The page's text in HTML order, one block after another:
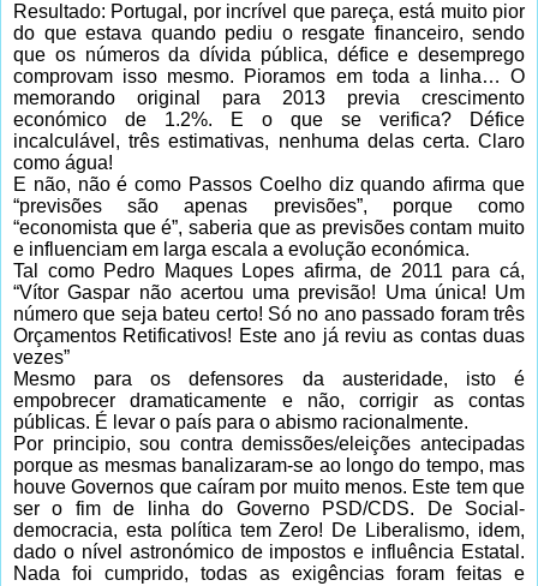
Resultado: Portugal, por incrível que pareça, está muito pior
do que estava quando pediu o resgate financeiro, sendo
que os números da dívida pública, défice e desemprego
comprovam isso mesmo. Pioramos em toda a linha… O
memorando original para 2013 previa crescimento
económico de 1.2%. E o que se verifica? Défice
incalculável, três estimativas, nenhuma delas certa. Claro
como água!
E não, não é como Passos Coelho diz quando afirma que
“previsões são apenas previsões”, porque como
“economista que é”, saberia que as previsões contam muito
e influenciam em larga escala a evolução económica.
Tal como Pedro Maques Lopes afirma, de 2011 para cá,
“Vítor Gaspar não acertou uma previsão! Uma única! Um
número que seja bateu certo! Só no ano passado foram três
Orçamentos Retificativos! Este ano já reviu as contas duas
vezes”
Mesmo para os defensores da austeridade, isto é
empobrecer dramaticamente e não, corrigir as contas
públicas. É levar o país para o abismo racionalmente.
Por principio, sou contra demissões/eleições antecipadas
porque as mesmas banalizaram-se ao longo do tempo, mas
houve Governos que caíram por muito menos. Este tem que
ser o fim de linha do Governo PSD/CDS. De Social-
democracia, esta política tem Zero! De Liberalismo, idem,
dado o nível astronómico de impostos e influência Estatal.
Nada foi cumprido, todas as exigências foram feitas e